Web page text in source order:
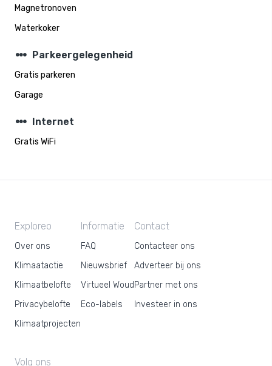
Magnetronoven
Waterkoker
steppers Parkeergelegenheid
Gratis parkeren
Garage
steppers Internet
Gratis WiFi
Exploreo
Over ons
Klimaatactie
Klimaatbelofte
Privacybelofte
Klimaatprojecten
Informatie
FAQ
Nieuwsbrief
Virtueel Woud
Eco-labels
Contact
Contacteer ons
Adverteer bij ons
Partner met ons
Investeer in ons
Volg ons